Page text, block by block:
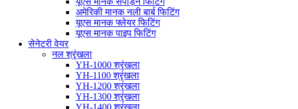
अमेरिकी मानक नली बार्ब फिटिंग
यूएस मानक फ्लेयर फिटिंग
यूएस मानक पाइप फिटिंग
सेनेटरी वेयर
नल श्रृंखला
YH-1000 श्रृंखला
YH-1100 श्रृंखला
YH-1200 श्रृंखला
YH-1300 श्रृंखला
YH-1400 श्रृंखला